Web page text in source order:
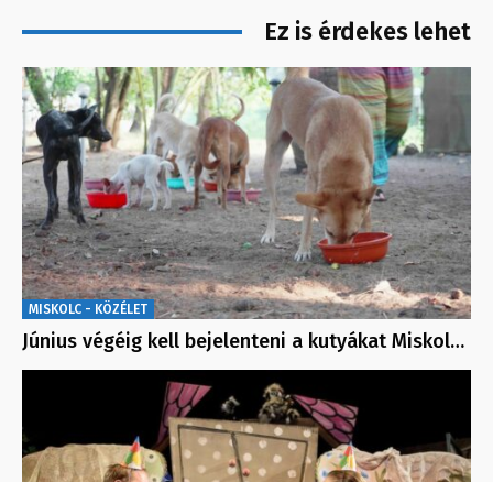
Ez is érdekes lehet
MISKOLC - KÖZÉLET
Június végéig kell bejelenteni a kutyákat Miskol…